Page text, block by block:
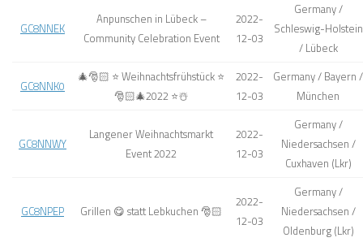
GC8NNEK
Anpunschen in Lübeck –
Community Celebration Event
2022-
12-03
Germany /
Schleswig-Holstein
/ Lübeck
GC8NNK0
🎄🎅🏻 ⭐️ Weihnachtsfrühstück ⭐️
🎅🏻🎄2022 ⭐️☃️
2022-
12-03
Germany / Bayern /
München
GC8NNWY
Langener Weihnachtsmarkt
Event 2022
2022-
12-03
Germany /
Niedersachsen /
Cuxhaven (Lkr)
GC8NPEP Grillen 😋 statt Lebkuchen 🎅🏻
2022-
12-03
Germany /
Niedersachsen /
Oldenburg (Lkr)